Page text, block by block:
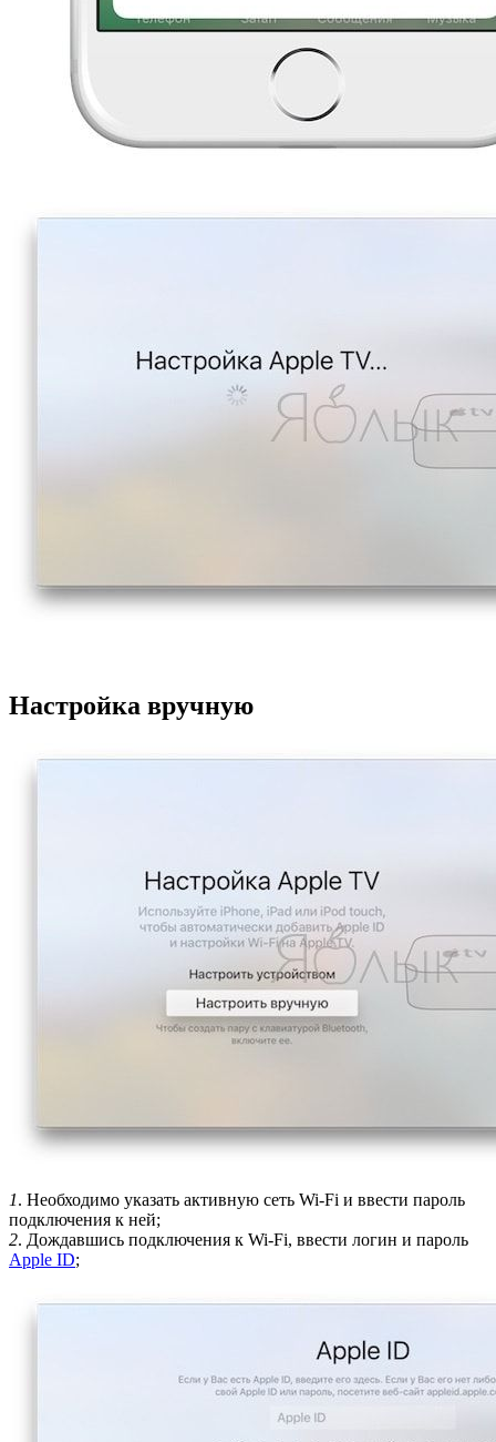
Настройка вручную
1. Необходимо указать активную сеть Wi-Fi и ввести пароль
подключения к ней;
2. Дождавшись подключения к Wi-Fi, ввести логин и пароль
Apple ID;